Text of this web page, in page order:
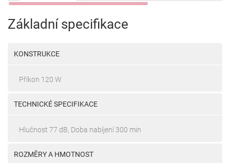
Základní specifikace
KONSTRUKCE
Příkon 120 W
TECHNICKÉ SPECIFIKACE
Hlučnost 77 dB, Doba nabíjení 300 min
ROZMĚRY A HMOTNOST